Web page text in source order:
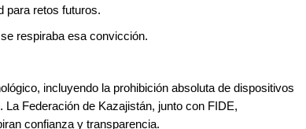
para retos futuros.
respiraba esa convicción.
incluyendo la prohibición absoluta de dispositivos
Federación de Kazajistán, junto con FIDE,
confianza y transparencia.